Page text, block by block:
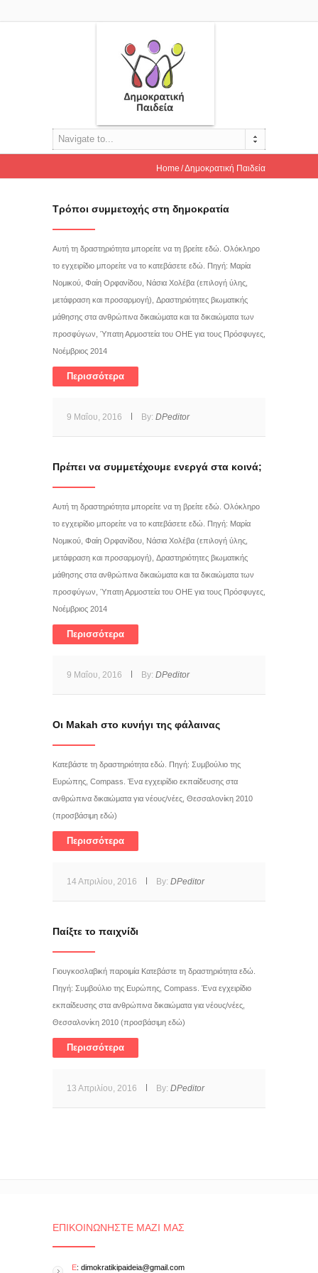
Navigate to...
Home Δημοκρατική Παιδεία
Τρόποι συμμετοχής στη δημοκρατία
Αυτή τη δραστηριότητα μπορείτε να τη βρείτε εδώ. Ολόκληρο
το εγχειρίδιο μπορείτε να το κατεβάσετε εδώ. Πηγή: Μαρία
Νομικού, Φαίη Ορφανίδου, Νάσια Χολέβα (επιλογή ύλης,
μετάφραση και προσαρμογή), Δραστηριότητες βιωματικής
μάθησης στα ανθρώπινα δικαιώματα και τα δικαιώματα των
προσφύγων, Ύπατη Αρμοστεία του ΟΗΕ για τους Πρόσφυγες,
Νοέμβριος 2014
Περισσότερα
9 Μαΐου, 2016 By: DPeditor
Πρέπει να συμμετέχουμε ενεργά στα κοινά;
Αυτή τη δραστηριότητα μπορείτε να τη βρείτε εδώ. Ολόκληρο
το εγχειρίδιο μπορείτε να το κατεβάσετε εδώ. Πηγή: Μαρία
Νομικού, Φαίη Ορφανίδου, Νάσια Χολέβα (επιλογή ύλης,
μετάφραση και προσαρμογή), Δραστηριότητες βιωματικής
μάθησης στα ανθρώπινα δικαιώματα και τα δικαιώματα των
προσφύγων, Ύπατη Αρμοστεία του ΟΗΕ για τους Πρόσφυγες,
Νοέμβριος 2014
Περισσότερα
9 Μαΐου, 2016 By: DPeditor
Oι Makah στο κυνήγι της φάλαινας
Κατεβάστε τη δραστηριότητα εδώ. Πηγή: Συμβούλιο της
Ευρώπης, Compass. Ένα εγχειρίδιο εκπαίδευσης στα
ανθρώπινα δικαιώματα για νέους/νέες, Θεσσαλονίκη 2010
(προσβάσιμη εδώ)
Περισσότερα
14 Απριλίου, 2016 By: DPeditor
Παίξτε το παιχνίδι
Γιουγκοσλαβική παροιμία Κατεβάστε τη δραστηριότητα εδώ.
Πηγή: Συμβούλιο της Ευρώπης, Compass. Ένα εγχειρίδιο
εκπαίδευσης στα ανθρώπινα δικαιώματα για νέους/νέες,
Θεσσαλονίκη 2010 (προσβάσιμη εδώ)
Περισσότερα
13 Απριλίου, 2016 By: DPeditor
ΕΠΙΚΟΙΝΩΝΉΣΤΕ ΜΑΖΊ ΜΑΣ
E: dimokratikipaideia@gmail.com